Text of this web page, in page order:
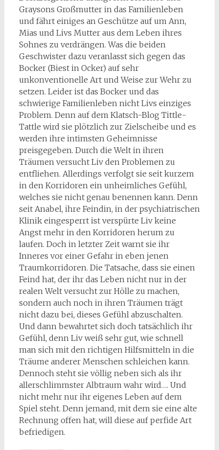
Graysons Großmutter in das Familienleben
und fährt einiges an Geschütze auf um Ann,
Mias und Livs Mutter aus dem Leben ihres
Sohnes zu verdrängen. Was die beiden
Geschwister dazu veranlasst sich gegen das
Bocker (Biest in Ocker) auf sehr
unkonventionelle Art und Weise zur Wehr zu
setzen. Leider ist das Bocker und das
schwierige Familienleben nicht Livs einziges
Problem. Denn auf dem Klatsch-Blog Tittle-
Tattle wird sie plötzlich zur Zielscheibe und es
werden ihre intimsten Geheimnisse
preisgegeben. Durch die Welt in ihren
Träumen versucht Liv den Problemen zu
entfliehen. Allerdings verfolgt sie seit kurzem
in den Korridoren ein unheimliches Gefühl,
welches sie nicht genau benennen kann. Denn
seit Anabel, ihre Feindin, in der psychiatrischen
Klinik eingesperrt ist verspürte Liv keine
Angst mehr in den Korridoren herum zu
laufen. Doch in letzter Zeit warnt sie ihr
Inneres vor einer Gefahr in eben jenen
Traumkorridoren. Die Tatsache, dass sie einen
Feind hat, der ihr das Leben nicht nur in der
realen Welt versucht zur Hölle zu machen,
sondern auch noch in ihren Träumen trägt
nicht dazu bei, dieses Gefühl abzuschalten.
Und dann bewahrtet sich doch tatsächlich ihr
Gefühl, denn Liv weiß sehr gut, wie schnell
man sich mit den richtigen Hilfsmitteln in die
Träume anderer Menschen schleichen kann.
Dennoch steht sie völlig neben sich als ihr
allerschlimmster Albtraum wahr wird…. Und
nicht mehr nur ihr eigenes Leben auf dem
Spiel steht. Denn jemand, mit dem sie eine alte
Rechnung offen hat, will diese auf perfide Art
befriedigen.